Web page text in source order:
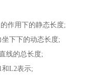
作用下的静态长度;
下下的动态长度;
线的总长度;
L2表示;